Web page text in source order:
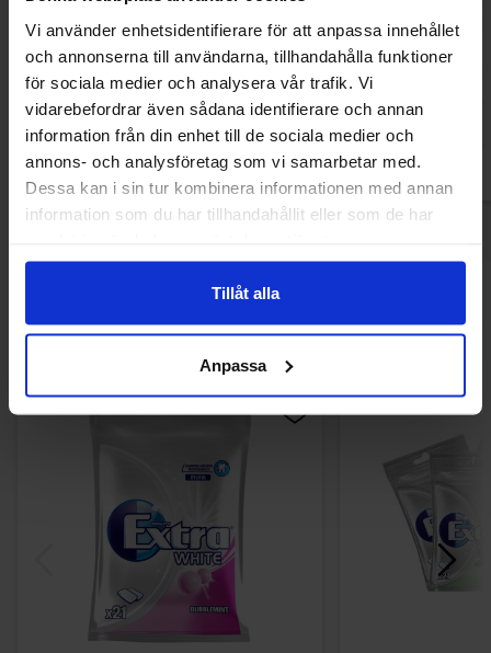
Vi använder enhetsidentifierare för att anpassa innehållet
och annonserna till användarna, tillhandahålla funktioner
för sociala medier och analysera vår trafik. Vi
vidarebefordrar även sådana identifierare och annan
information från din enhet till de sociala medier och
annons- och analysföretag som vi samarbetar med.
Dessa kan i sin tur kombinera informationen med annan
information som du har tillhandahållit eller som de har
Tillåt alla
Anpassa
Reeses Dipped Pretzels 240g
75.62 kr
Huligan Pretzel
Andra gillade
-26%